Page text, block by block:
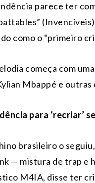
parece ter
como o “primeiro
começa com
Mbappé e
para ‘recriar’
brasileiro o
— mistura de trap e
M4IA, disse ter